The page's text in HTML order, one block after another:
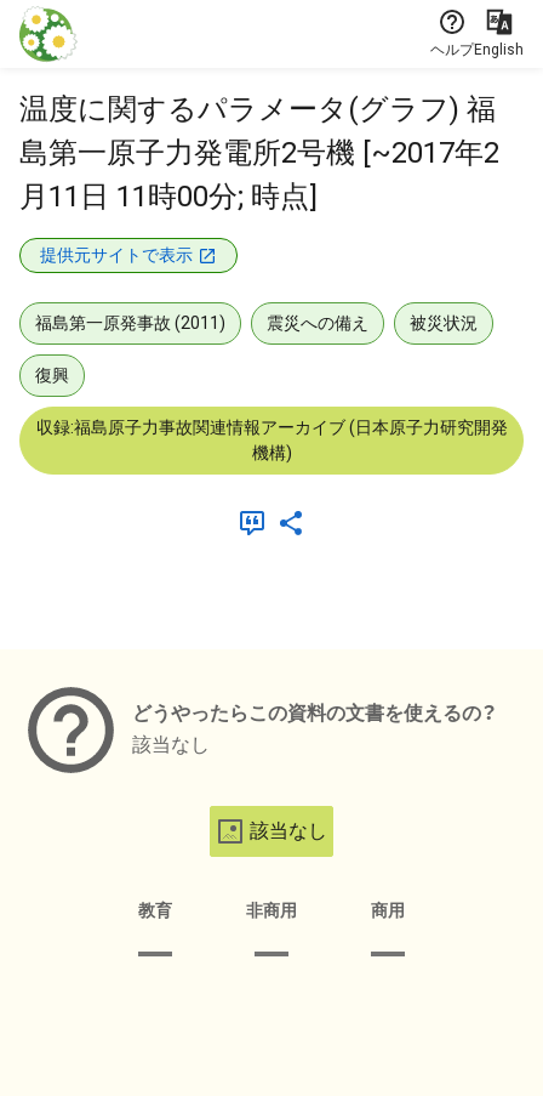
本文に飛ぶ
ヘルプEnglish
温度に関するパラメータ(グラフ) 福
島第一原子力発電所2号機 [~2017年2
月11日 11時00分; 時点]
提供元サイトで表示
福島第一原発事故 (2011) 震災への備え 被災状況
復興
収録:福島原子力事故関連情報アーカイブ (日本原子力研究開発
機構)
どうやったらこの資料の文書を使えるの？
該当なし
該当なし
教育 非商用 商用